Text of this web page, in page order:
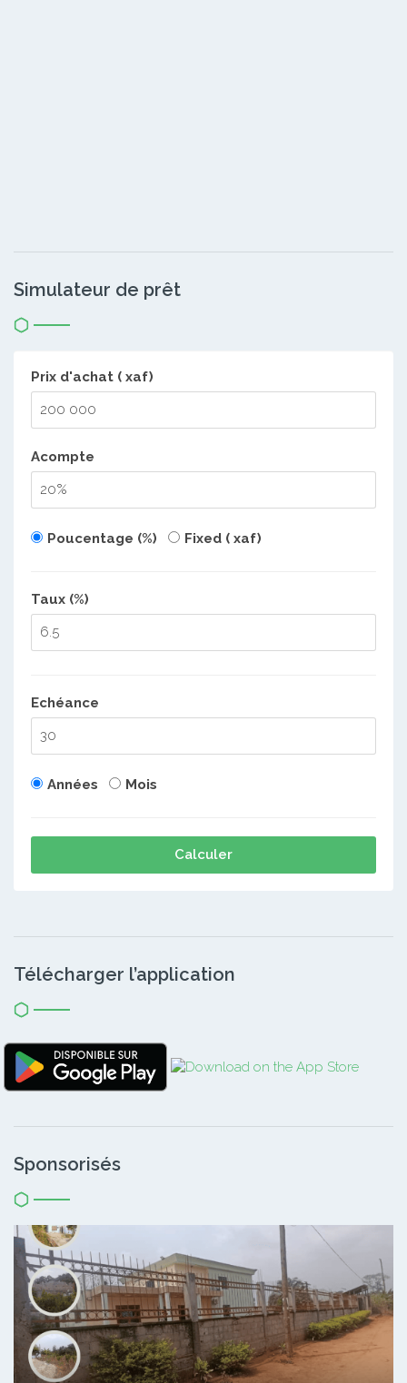
Simulateur de prêt
Prix d'achat ( xaf)
Acompte
Poucentage (%) Fixed ( xaf)
Taux (%)
Echéance
Années Mois
Calculer
Télécharger l’application
Sponsorisés